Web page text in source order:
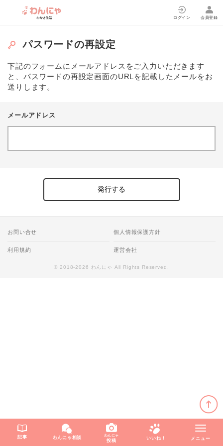
ログイン 会員登録
記事 わんにゃ相談 わんにゃ
投稿
いいね！ メニュー
パスワードの再設定
下記のフォームにメールアドレスをご入力いただきます
と、パスワードの再設定画面のURLを記載したメールをお
送りします。
メールアドレス
お問い合せ 個人情報保護方針
利用規約 運営会社
© 2018-2026 わんにゃ All Rights Reserved.